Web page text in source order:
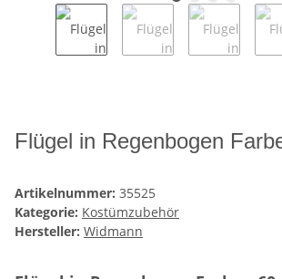
Flügel in Regenbogen
Artikelnummer: 35525
Kategorie: Kostümzubehör
Hersteller: Widmann